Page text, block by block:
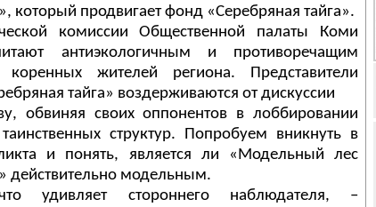
который продвигает фонд «Серебряная тайга».
комиссии Общественной палаты Коми
антиэкологичным и противоречащим
коренных жителей региона. Представители
тайга» воздерживаются от дискуссии
обвиняя своих оппонентов в лоббировании
структур. Попробуем вникнуть в
и понять, является ли «Модельный лес
действительно модельным.
удивляет стороннего наблюдателя, –